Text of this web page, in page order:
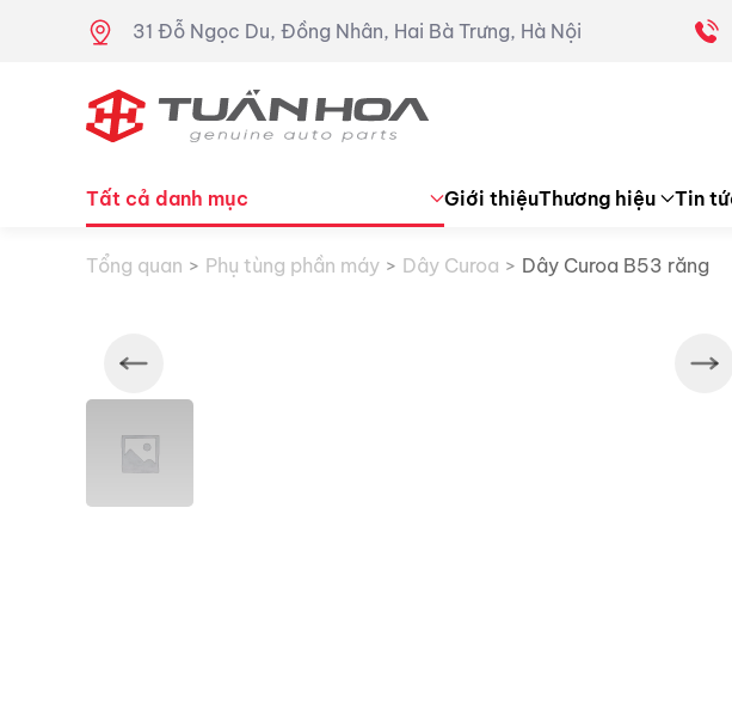
31 Đỗ Ngọc Du, Đồng Nhân, Hai Bà Trưng, Hà Nội
Tất cả danh mục Giới thiệuThương hiệu Tin
Tổng quan Phụ tùng phần máy Dây Curoa Dây Curoa B53 răng